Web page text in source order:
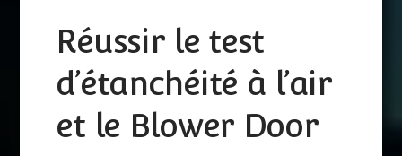
Réussir le test
d’étanchéité à l’air
et le Blower Door